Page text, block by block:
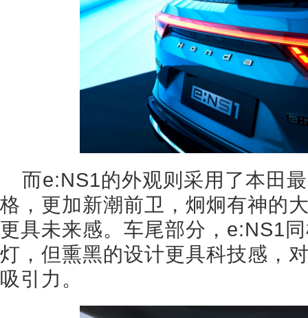
而e:NS1的外观则采用了本田
格，更加新潮前卫，炯炯有神的
更具未来感。车尾部分，e:NS1
灯，但熏黑的设计更具科技感，
吸引力。